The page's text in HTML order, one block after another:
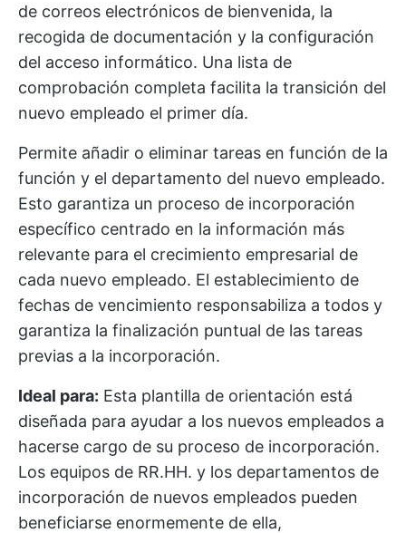
de correos electrónicos de bienvenida, la
recogida de documentación y la configuración
del acceso informático. Una lista de
comprobación completa facilita la transición del
nuevo empleado el primer día.
Permite añadir o eliminar tareas en función de la
función y el departamento del nuevo empleado.
Esto garantiza un proceso de incorporación
específico centrado en la información más
relevante para el crecimiento empresarial de
cada nuevo empleado. El establecimiento de
fechas de vencimiento responsabiliza a todos y
garantiza la finalización puntual de las tareas
previas a la incorporación.
Ideal para: Esta plantilla de orientación está
diseñada para ayudar a los nuevos empleados a
hacerse cargo de su proceso de incorporación.
Los equipos de RR.HH. y los departamentos de
incorporación de nuevos empleados pueden
beneficiarse enormemente de ella,